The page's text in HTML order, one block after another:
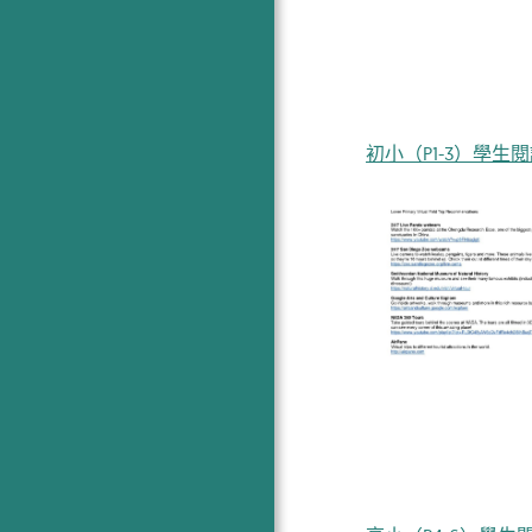
初小（P1-3）學生